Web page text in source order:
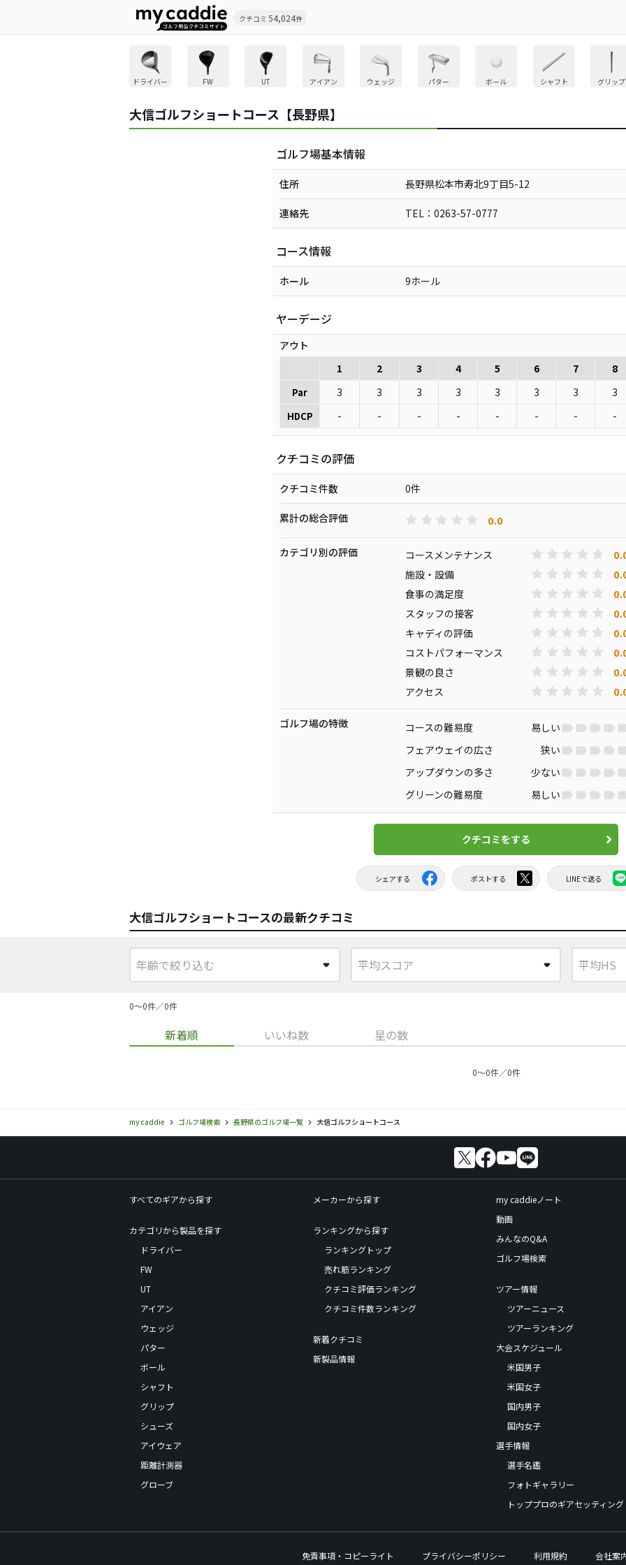
クチコミ 54,024件
ドライバー FW UT アイアン ウェッジ パター ボール シャフト グリップ
大信ゴルフショートコース【長野県】
ゴルフ場基本情報
住所 長野県松本市寿北9丁目5-12
連絡先 TEL：0263-57-0777
コース情報
ホール 9ホール
ヤーデージ
アウト
1
2 3 4 5 6 7 8
Par 3 3 3 3 3 3 3 3
HDCP - - - - - - - -
クチコミの評価
クチコミ件数 0件
累計の総合評価 0.0
カテゴリ別の評価 コースメンテナンス
施設・設備
食事の満足度
スタッフの接客
キャディの評価
コストパフォーマンス
景観の良さ
アクセス
ゴルフ場の特徴 コースの難易度 易しい
フェアウェイの広さ
狭い
アップダウンの多さ
少ない
グリーンの難易度
易しい
クチコミをする
シェアする ポストする LINEで送る
大信ゴルフショートコースの最新クチコミ
0〜0件／0件
新着順 いいね数 星の数
0〜0件／0件
my caddie ゴルフ場検索 長野県のゴルフ場一覧 大信ゴルフショートコース
すべてのギアから探す
カテゴリから製品を探す
ドライバー
FW
UT
アイアン
ウェッジ
パター
ボール
シャフト
グリップ
シューズ
アイウェア
距離計測器
グローブ
メーカーから探す
ランキングから探す
ランキングトップ
売れ筋ランキング
クチコミ評価ランキング
クチコミ件数ランキング
新着クチコミ
新製品情報
my caddieノート
動画
みんなのQ&A
ゴルフ場検索
ツアー情報
ツアーニュース
ツアーランキング
大会スケジュール
米国男子
米国女子
国内男子
国内女子
選手情報
選手名鑑
フォトギャラリー
トッププロのギアセッティング
免責事項・コピーライト プライバシーポリシー 利用規約 会社案